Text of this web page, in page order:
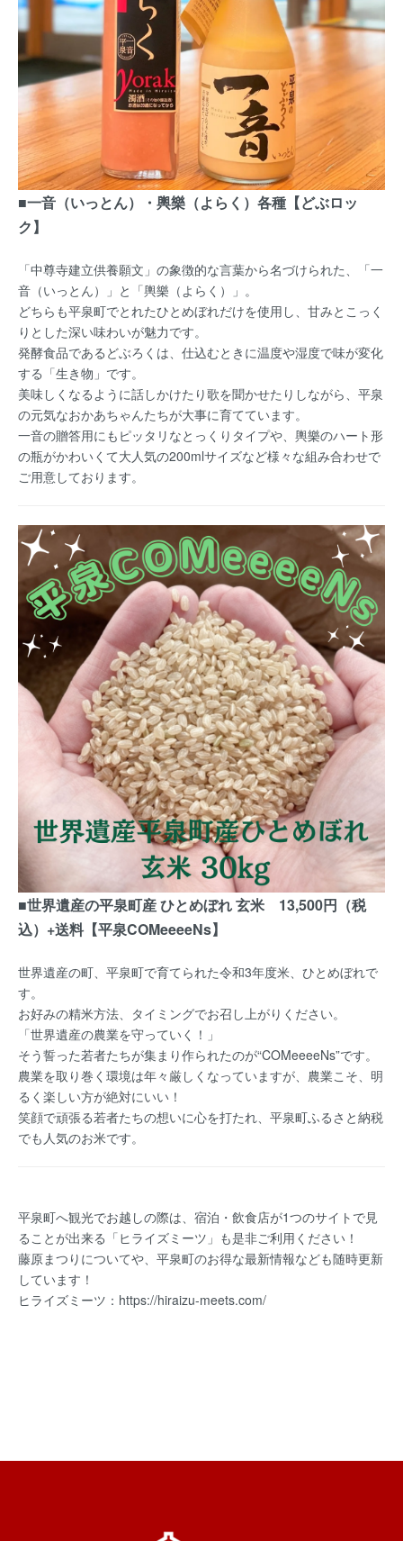
■一音（いっとん）・輿樂（よらく）各種【どぶロッ
ク】
「中尊寺建立供養願文」の象徴的な言葉から名づけられた、「一
音（いっとん）」と「輿樂（よらく）」。
どちらも平泉町でとれたひとめぼれだけを使用し、甘みとこっく
りとした深い味わいが魅力です。
発酵食品であるどぶろくは、仕込むときに温度や湿度で味が変化
する「生き物」です。
美味しくなるように話しかけたり歌を聞かせたりしながら、平泉
の元気なおかあちゃんたちが大事に育てています。
一音の贈答用にもピッタリなとっくりタイプや、輿樂のハート形
の瓶がかわいくて大人気の200mlサイズなど様々な組み合わせで
ご用意しております。
■世界遺産の平泉町産 ひとめぼれ 玄米 13,500円（税
込）+送料【平泉COMeeeeNs】
世界遺産の町、平泉町で育てられた令和3年度米、ひとめぼれで
す。
お好みの精米方法、タイミングでお召し上がりください。
「世界遺産の農業を守っていく！」
そう誓った若者たちが集まり作られたのが“COMeeeeNs”です。
農業を取り巻く環境は年々厳しくなっていますが、農業こそ、明
るく楽しい方が絶対にいい！
笑顔で頑張る若者たちの想いに心を打たれ、平泉町ふるさと納税
でも人気のお米です。
平泉町へ観光でお越しの際は、宿泊・飲食店が1つのサイトで見
ることが出来る「ヒライズミーツ」も是非ご利用ください！
藤原まつりについてや、平泉町のお得な最新情報なども随時更新
しています！
ヒライズミーツ： https://hiraizu-meets.com/